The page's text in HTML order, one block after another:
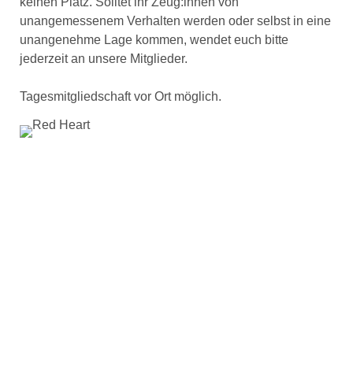
unangemessenem Verhalten werden oder selbst in eine
unangenehme Lage kommen, wendet euch bitte
jederzeit an unsere Mitglieder.
Tagesmitgliedschaft vor Ort möglich.